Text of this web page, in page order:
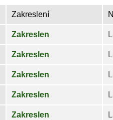
Zakreslení
Zakreslen
Zakreslen
Zakreslen
Zakreslen
Zakreslen